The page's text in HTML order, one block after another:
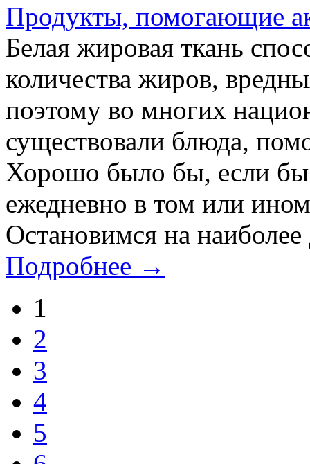
Продукты, помогающие
Белая жировая ткань
количества жиров,
поэтому во многих
существовали блюда,
Хорошо было бы, если бы
ежедневно в том или
Остановимся на
Подробнее →
1
2
3
4
5